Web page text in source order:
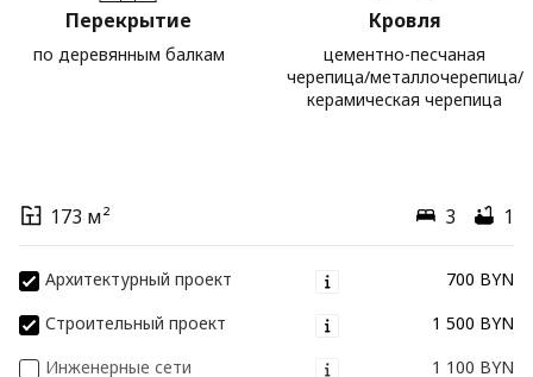
Перекрытие
по деревянным балкам
Кровля
цементно-песчаная
черепица/металлочерепица/
керамическая черепица
173 м² 3 1
Архитектурный проект
700 BYN
Строительный проект
1 500 BYN
Инженерные сети
1 100 BYN